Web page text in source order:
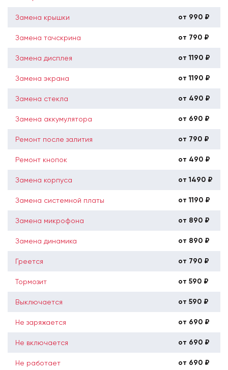
Замена крышки от 990 ₽
Замена тачскрина от 790 ₽
Замена дисплея от 1190 ₽
Замена экрана от 1190 ₽
Замена стекла от 490 ₽
Замена аккумулятора от 690 ₽
Ремонт после залития от 790 ₽
Ремонт кнопок от 490 ₽
Замена корпуса от 1490 ₽
Замена системной платы от 1190 ₽
Замена микрофона от 890 ₽
Замена динамика от 890 ₽
Греется от 790 ₽
Тормозит от 590 ₽
Выключается от 590 ₽
Не заряжается от 690 ₽
Не включается от 690 ₽
Не работает от 690 ₽